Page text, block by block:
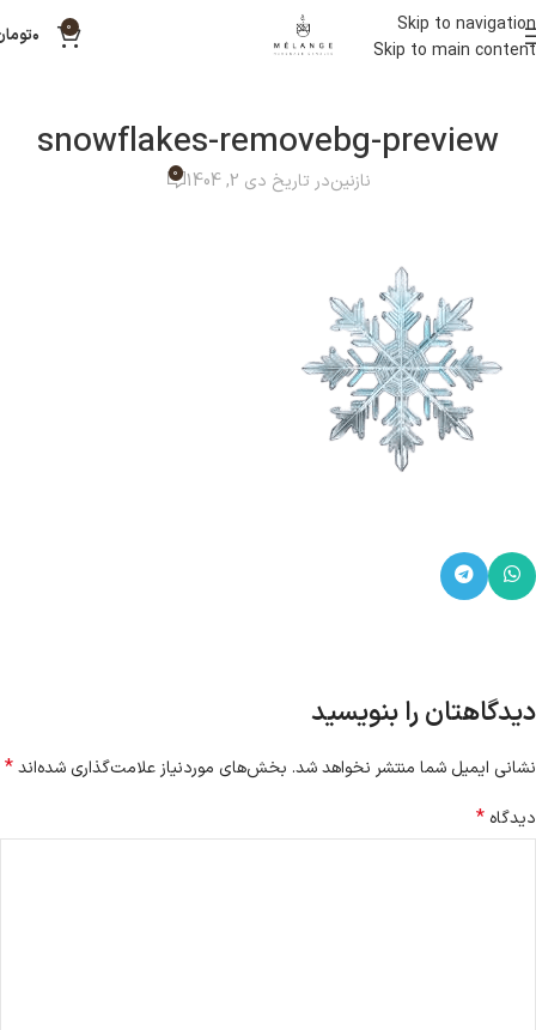
Skip to navigation
Skip to main content
0 ۰
snowflakes-removebg-preview
نازنیندر تاریخ دی 2, 1404 0
دیدگاهتان را بنویسید
نشانی ایمیل شما منتشر نخواهد شد. بخش‌های موردنیاز علامت‌گذاری شده‌اند*
دیدگاه *